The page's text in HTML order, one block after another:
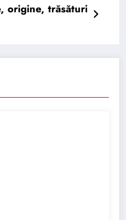
origine, trăsături